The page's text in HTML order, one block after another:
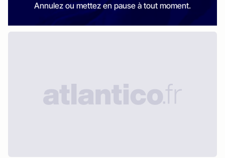
Annulez ou mettez en pause à tout moment.